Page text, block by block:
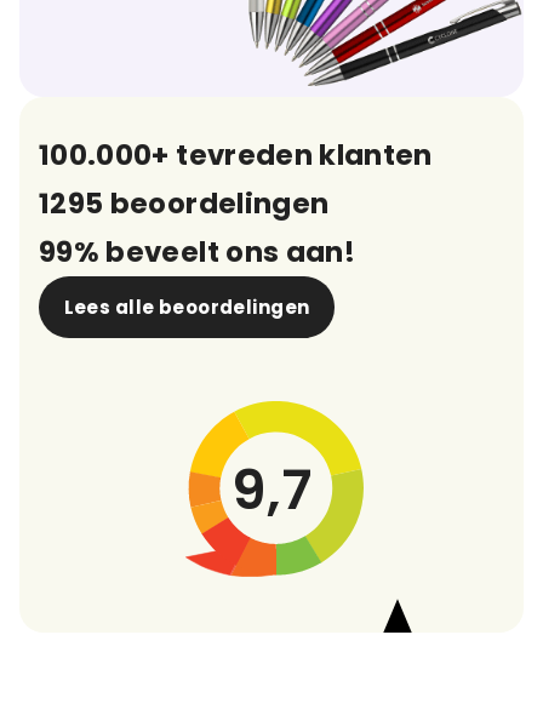
100.000+ tevreden klanten
1295 beoordelingen
99% beveelt ons aan!
Lees alle beoordelingen
9,7